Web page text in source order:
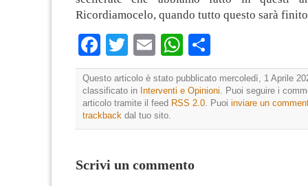
Ricordiamocelo, quando tutto questo sarà
Facebook
TwitterEmailWhatsApp
Questo articolo è stato pubblicato mercoledì, 1 Aprile
classificato in Interventi e Opinioni. Puoi seguire i
articolo tramite il feed RSS 2.0. Puoi inviare un
trackback dal tuo sito.
Scrivi un commento